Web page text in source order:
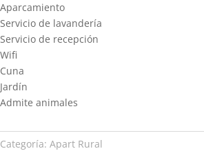
Aparcamiento
Servicio de lavandería
Servicio de recepción
Wifi
Cuna
Jardín
Admite animales
Categoría: Apart Rural